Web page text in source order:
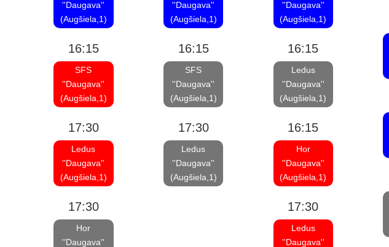
''Daugava''
(Augšiela,1)
16:15
SFS
''Daugava''
(Augšiela,1)
17:30
Ledus
''Daugava''
(Augšiela,1)
17:30
Hor
''Daugava''
''Daugava''
(Augšiela,1)
16:15
SFS
''Daugava''
(Augšiela,1)
17:30
Ledus
''Daugava''
(Augšiela,1)
''Daugava''
(Augšiela,1)
16:15
Ledus
''Daugava''
(Augšiela,1)
16:15
Hor
''Daugava''
(Augšiela,1)
17:30
Ledus
''Daugava''